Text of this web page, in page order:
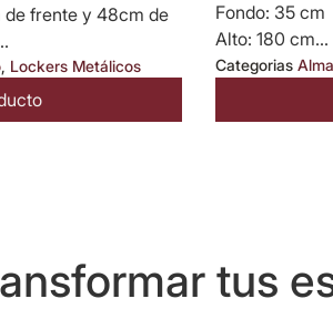
de frente y 48cm de
, Lockers Metálicos
Fondo: 35 cm
Alto: 180 cm...
Categorias
tus